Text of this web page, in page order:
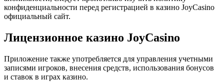
конфиденциальности перед регистрацией в казино JoyCasino
официальный сайт.
Лицензионное казино JoyCasino
Приложение также употребляется для управления учетными
записями игроков, внесения средств, использования бонусов
и ставок в играх казино.